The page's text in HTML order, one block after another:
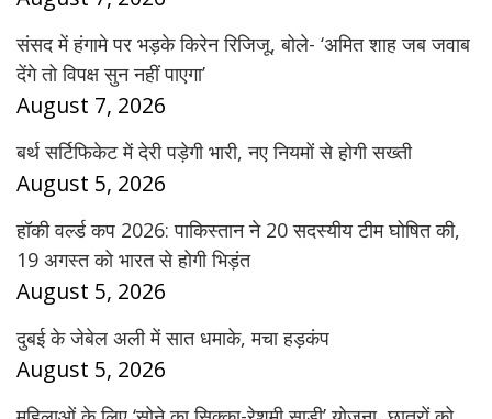
संसद में हंगामे पर भड़के किरेन रिजिजू, बोले- ‘अमित शाह जब जवाब
देंगे तो विपक्ष सुन नहीं पाएगा’
August 7, 2026
बर्थ सर्टिफिकेट में देरी पड़ेगी भारी, नए नियमों से होगी सख्ती
August 5, 2026
हॉकी वर्ल्ड कप 2026: पाकिस्तान ने 20 सदस्यीय टीम घोषित की,
19 अगस्त को भारत से होगी भिड़ंत
August 5, 2026
दुबई के जेबेल अली में सात धमाके, मचा हड़कंप
August 5, 2026